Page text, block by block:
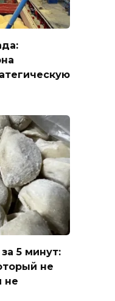
5 минут:
не
не